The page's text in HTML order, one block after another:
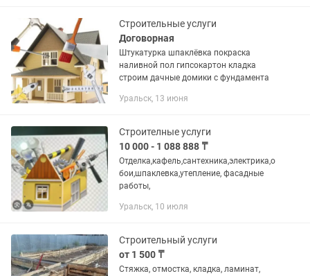
Строительные услуги
Договорная
Штукатурка шпаклёвка покраска
наливной пол гипсокартон кладка
строим дачные домики с фундамента
Уральск, 13 июня
Строителные услуги
10 000 - 1 088 888 ₸
Отделка,кафель,сантехника,электрика,о
бои,шпаклевка,утепление, фасадные
работы,
Уральск, 10 июля
Строительный услуги
от 1 500 ₸
Стяжка, отмостка, кладка, ламинат,